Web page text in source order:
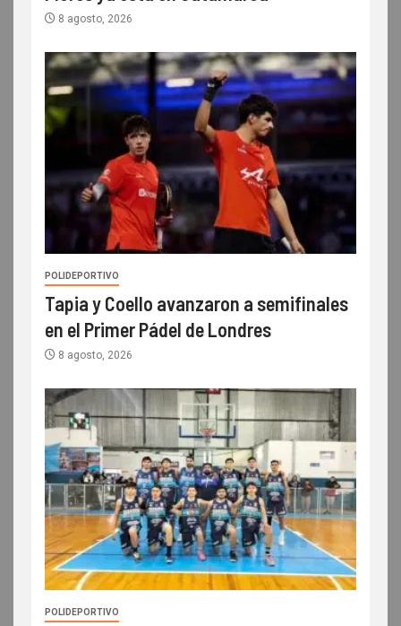
8 agosto, 2026
POLIDEPORTIVO
Tapia y Coello avanzaron a semifinales
en el Primer Pádel de Londres
8 agosto, 2026
POLIDEPORTIVO